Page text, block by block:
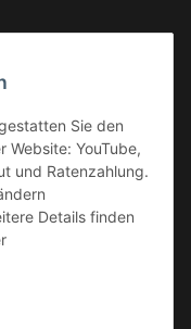
Sie den
Website: YouTube,
und Ratenzahlung.
Details finden